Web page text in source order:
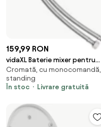
159,99 RON
vidaXL Baterie mixer pentru
bideu baie, argintiu, 13x12 cm
Cromată, cu monocomandă,
standing
În stoc
Livrare gratuită